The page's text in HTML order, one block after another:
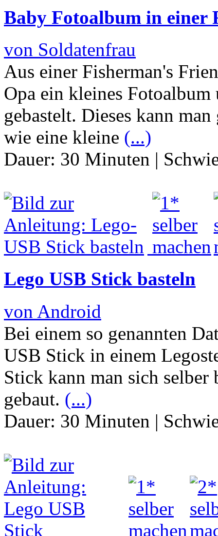
Baby Fotoalbum in einer
von Soldatenfrau
Aus einer Fisherman's
Opa ein kleines Fotoalbum
gebastelt. Dieses kann
wie eine kleine (...)
Dauer: 30 Minuten |
Lego USB Stick basteln
von Android
Bei einem so genannten
USB Stick in einem
Stick kann man sich
gebaut. (...)
Dauer: 30 Minuten |